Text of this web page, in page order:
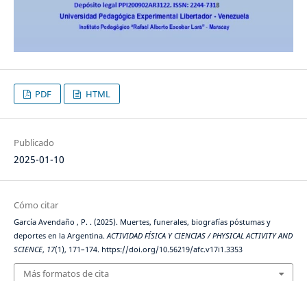
PDF HTML
Publicado
2025-01-10
Cómo citar
García Avendaño , P. . (2025). Muertes, funerales, biografías póstumas y
deportes en la Argentina. ACTIVIDAD FÍSICA Y CIENCIAS / PHYSICAL ACTIVITY AND
SCIENCE, 17(1), 171–174. https://doi.org/10.56219/afc.v17i1.3353
Más formatos de cita